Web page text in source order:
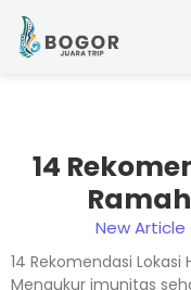
14
New Article
14 Rekomendasi Lokasi
Mengukur imunitas